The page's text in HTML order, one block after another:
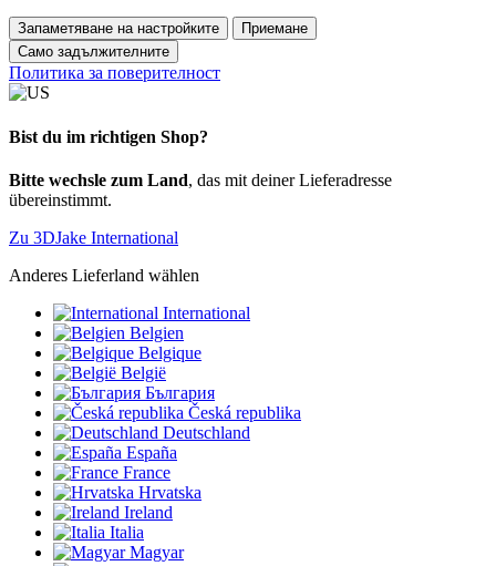
Запаметяване на настройките
Приемане
Само задължителните
Политика за поверителност
Bist du im richtigen Shop?
Bitte wechsle zum Land, das mit deiner Lieferadresse
übereinstimmt.
Zu 3DJake International
Anderes Lieferland wählen
International
Belgien
Belgique
België
България
Česká republika
Deutschland
España
France
Hrvatska
Ireland
Italia
Magyar